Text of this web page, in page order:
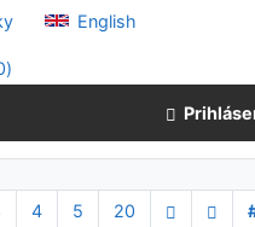
English
)
4 5 20